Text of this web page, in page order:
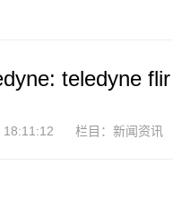
teledyne flir
18:11:12 栏目： 新闻资讯